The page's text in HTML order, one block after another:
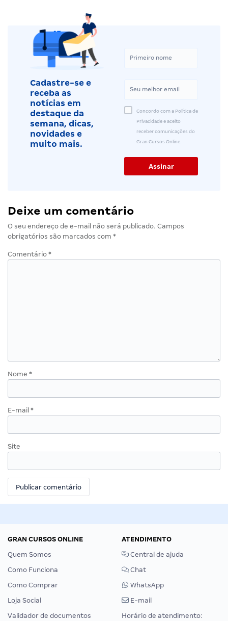
Cadastre-se e
receba as
notícias em
destaque da
semana, dicas,
novidades e
muito mais.
Concordo com a Política de
Privacidade e aceito
receber comunicações do
Gran Cursos Online.
Deixe um comentário
O seu endereço de e-mail não será publicado. Campos
obrigatórios são marcados com *
Comentário *
Nome *
E-mail *
Site
GRAN CURSOS ONLINE
Quem Somos
Como Funciona
Como Comprar
Loja Social
Validador de documentos
ATENDIMENTO
Central de ajuda
Chat
WhatsApp
E-mail
Horário de atendimento: